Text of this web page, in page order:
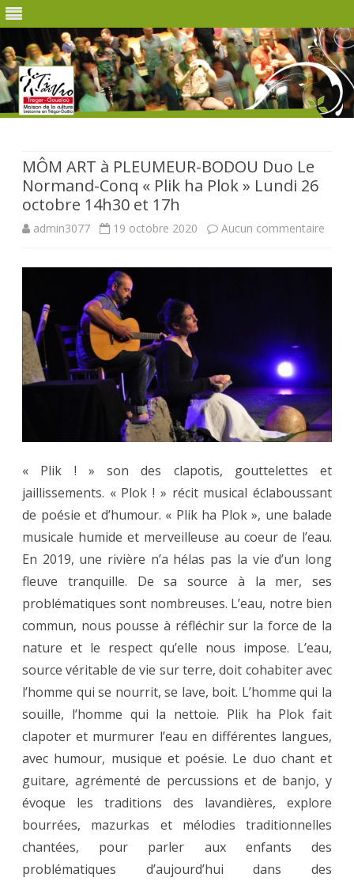
MÔM ART à PLEUMEUR-BODOU Duo Le
Normand-Conq « Plik ha Plok » Lundi 26
octobre 14h30 et 17h
admin3077 19 octobre 2020 Aucun commentaire
Duo
Le
Conq
ha
Plok »
Lundi
et
« Plik ! » son des clapotis, gouttelettes et
jaillissements. « Plok ! » récit musical éclaboussant
de poésie et d’humour. « Plik ha Plok », une balade
musicale humide et merveilleuse au coeur de l’eau.
En 2019, une rivière n’a hélas pas la vie d’un long
fleuve tranquille. De sa source à la mer, ses
problématiques sont nombreuses. L’eau, notre bien
commun, nous pousse à réfléchir sur la force de la
nature et le respect qu’elle nous impose. L’eau,
source véritable de vie sur terre, doit cohabiter avec
l’homme qui se nourrit, se lave, boit. L’homme qui la
souille, l’homme qui la nettoie. Plik ha Plok fait
clapoter et murmurer l’eau en différentes langues,
avec humour, musique et poésie. Le duo chant et
guitare, agrémenté de percussions et de banjo, y
évoque les traditions des lavandières, explore
bourrées, mazurkas et mélodies traditionnelles
chantées, pour parler aux enfants des
problématiques d’aujourd’hui dans des